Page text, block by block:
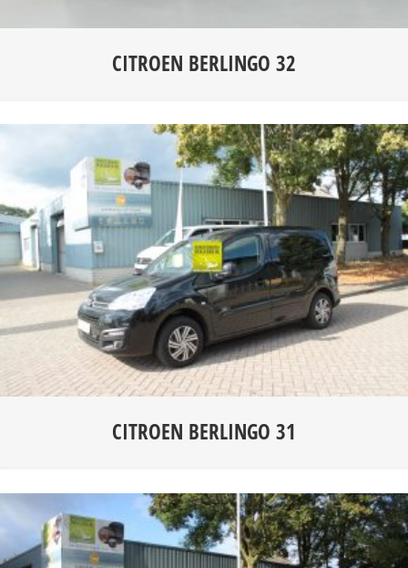
CITROEN BERLINGO 32
CITROEN BERLINGO 31